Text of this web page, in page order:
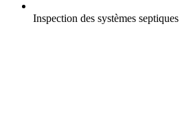
Inspection des systèmes septiques